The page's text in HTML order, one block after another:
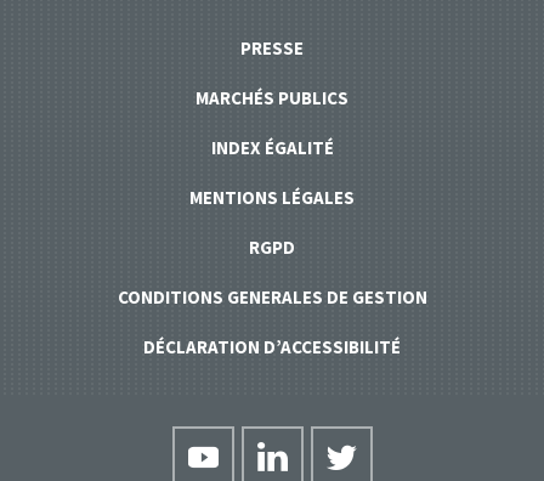
PRESSE
MARCHÉS PUBLICS
INDEX ÉGALITÉ
MENTIONS LÉGALES
RGPD
CONDITIONS GENERALES DE GESTION
DÉCLARATION D’ACCESSIBILITÉ